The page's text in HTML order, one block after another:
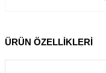
ÜRÜN ÖZELLİKLERİ